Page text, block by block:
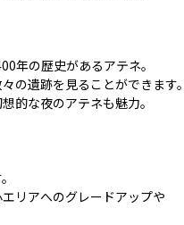
年の歴史があるアテネ。
の遺跡を見ることができます。
的な夜のアテネも魅力。
リアへのグレードアップや